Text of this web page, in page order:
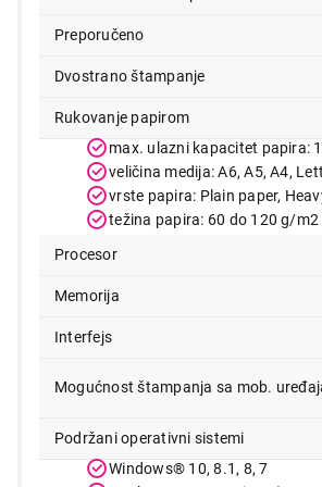
Preporučeno
Dvostrano štampanje
Rukovanje papirom
max. ulazni kapacitet papira:
veličina medija: A6, A5, A4,
vrste papira: Plain paper,
težina papira: 60 do 120 g/m2
Procesor
Memorija
Interfejs
Mogućnost štampanja sa mob.
Podržani operativni sistemi
Windows® 10, 8.1, 8, 7